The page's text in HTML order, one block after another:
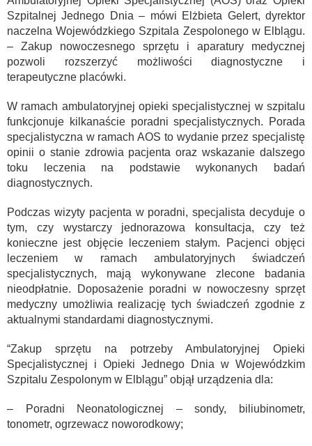
Szpitalnej Jednego Dnia – mówi Elżbieta Gelert, dyrektor
naczelna Wojewódzkiego Szpitala Zespolonego w Elblągu.
– Zakup nowoczesnego sprzętu i aparatury medycznej
pozwoli rozszerzyć możliwości diagnostyczne i
terapeutyczne placówki.
W ramach ambulatoryjnej opieki specjalistycznej w szpitalu
funkcjonuje kilkanaście poradni specjalistycznych. Porada
specjalistyczna w ramach AOS to wydanie przez specjalistę
opinii o stanie zdrowia pacjenta oraz wskazanie dalszego
toku leczenia na podstawie wykonanych badań
diagnostycznych.
Podczas wizyty pacjenta w poradni, specjalista decyduje o
tym, czy wystarczy jednorazowa konsultacja, czy też
konieczne jest objęcie leczeniem stałym. Pacjenci objęci
leczeniem w ramach ambulatoryjnych świadczeń
specjalistycznych, mają wykonywane zlecone badania
nieodpłatnie. Doposażenie poradni w nowoczesny sprzęt
medyczny umożliwia realizację tych świadczeń zgodnie z
aktualnymi standardami diagnostycznymi.
“Zakup sprzętu na potrzeby Ambulatoryjnej Opieki
Specjalistycznej i Opieki Jednego Dnia w Wojewódzkim
Szpitalu Zespolonym w Elblągu” objął urządzenia dla:
– Poradni Neonatologicznej – sondy, biliubinometr,
tonometr, ogrzewacz noworodkowy;